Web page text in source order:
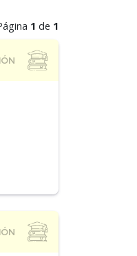
1 de 1